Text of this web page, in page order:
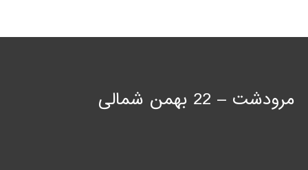
مرودشت – 22 بهمن شمالی